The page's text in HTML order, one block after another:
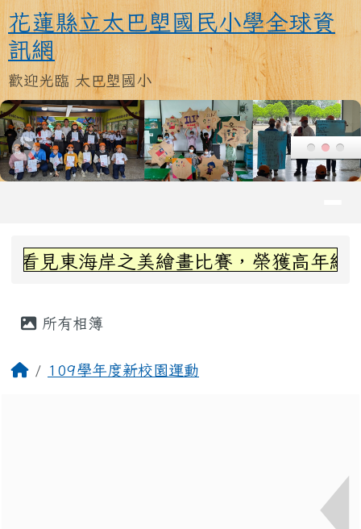
跳至主內容區
花蓮縣立太巴塱國民小學全球資訊
花蓮縣立太巴塱國民小學全球資
訊網
歡迎光臨 太巴塱國小
上中區域內容
海岸之美繪畫比賽，榮獲高年級組第三
所有相簿
回首頁109學年度新校園運動